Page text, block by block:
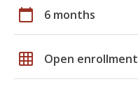
calendar_today 6 months
grid_on Open enrollment